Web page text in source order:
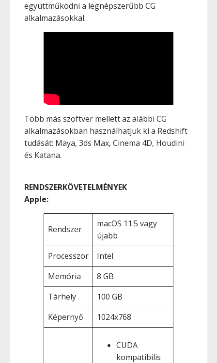
együttműködni a legnépszerűbb CG
alkalmazásokkal.
Több más szoftver mellett az alábbi CG
alkalmazásokban használhatjuk ki a Redshift
tudását: Maya, 3ds Max, Cinema 4D, Houdini
és Katana.
RENDSZERKÖVETELMÉNYEK
Apple:
Rendszer
macOS 11.5 vagy
újabb
Processzor
Intel
Memória
8 GB
Tárhely
100 GB
Képernyő
1024x768
CUDA
kompatibilis